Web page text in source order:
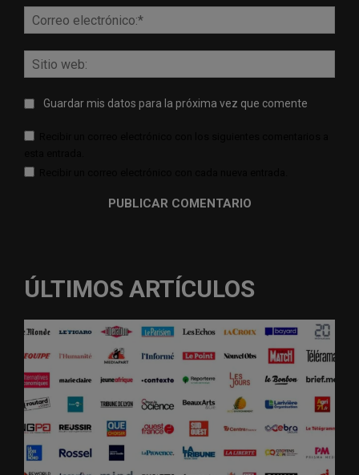
web:
Guardar mis datos para la próxima vez que comente
ÚLTIMOS ARTÍCULOS